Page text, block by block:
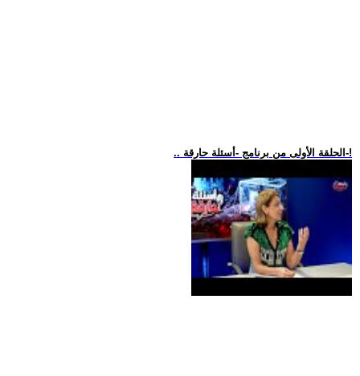
.. الحلقة الأولى من برنامج -أسئلة حارقة-!